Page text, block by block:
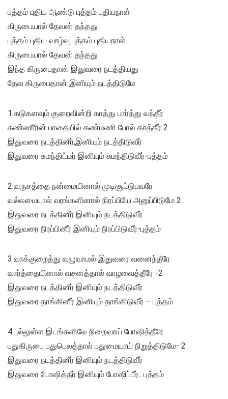
புத்தம் புதிய ஆண்டு புத்தம் புதியநாள்
கிருபையால் தேவன் தந்தது
புத்தம் புதிய வாழ்வு புத்தம் புதியநாள்
கிருபையால் தேவன் தந்தது
இந்த கிருபைதான் இதுவரை நடத்தியது
தேவ கிருபைதான் இனியும் நடத்திடுமே
1.கடுகளவும் குறைவின்றி காத்து பார்த்து வந்தீர்
கண்ணீரின் பாதையில் கண்மணி போல் காத்தீர் 2
இதுவரை நடத்தினீர்,இனியும் நடத்திடுவீர்
இதுவரை சுமந்திட்டீர் இனியும் சுமந்திடுவீர்-புத்தம்
2.வருசத்தை நன்மையினால் முடிசூட்டுபவரே
வல்லமையால் வரங்களினால் நிரப்பியே அனுப்பிடுமே 2
இதுவரை நடத்தினீர் இனியும் நடத்திடுவீர்
இதுவரை நிரப்பினீர் இனியும் நிரப்பிடுவீர்-புத்தம்
3.வாக்குறைத்து வழுவாமல் இதுவரை வனைந்தீரே
வார்த்தையினால் வசனத்தால் வாழவைத்தீரே -2
இதுவரை நடத்தினீர் இனியும் நடத்திடுவீர்
இதுவரை தாங்கினீர் இனியும் தாங்கிடுவீர் – புத்தம்
4.புல்லுள்ள இடங்களிலே நிறைவாய் போஷித்தீரே
புதுகிருபை புதுபெலத்தால் புதுமையாய் நிறுத்திடுமே- 2
இதுவரை நடத்தினீர் இனியும் நடத்திடுவீர்
இதுவரை போஷித்தீர் இனியும் போஷிப்பீர்.. புத்தம்